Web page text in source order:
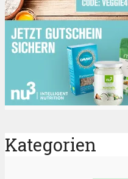
Kategorien